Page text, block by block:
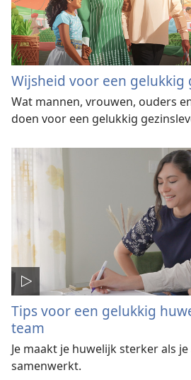
Wijsheid voor een gelukkig
Wat mannen, vrouwen, ouders
doen voor een gelukkig
Tips voor een gelukkig
team
Je maakt je huwelijk sterker als
samenwerkt.